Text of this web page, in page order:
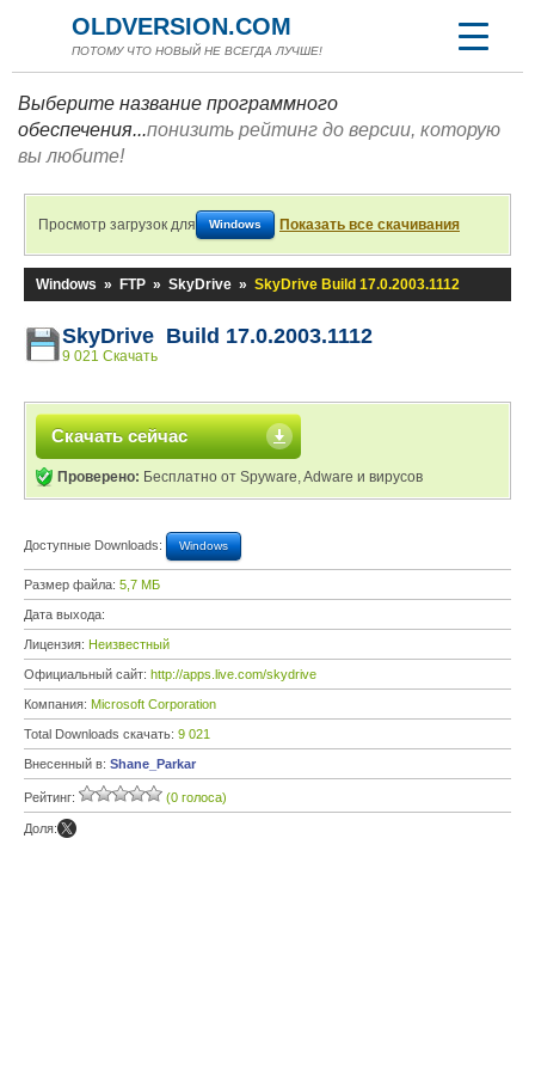
OLDVERSION.COM
ПОТОМУ ЧТО НОВЫЙ НЕ ВСЕГДА ЛУЧШЕ!
Выберите название программного
обеспечения...понизить рейтинг до версии, которую
вы любите!
Просмотр загрузок для Windows Показать все скачивания
Windows » FTP » SkyDrive » SkyDrive Build 17.0.2003.1112
SkyDrive Build 17.0.2003.1112
9 021 Скачать
Скачать сейчас
Проверено: Бесплатно от Spyware, Adware и вирусов
Доступные Downloads: Windows
Размер файла: 5,7 МБ
Дата выхода:
Лицензия: Неизвестный
Официальный сайт: http://apps.live.com/skydrive
Компания: Microsoft Corporation
Total Downloads скачать: 9 021
Внесенный в: Shane_Parkar
Рейтинг: (0 голоса)
Доля: